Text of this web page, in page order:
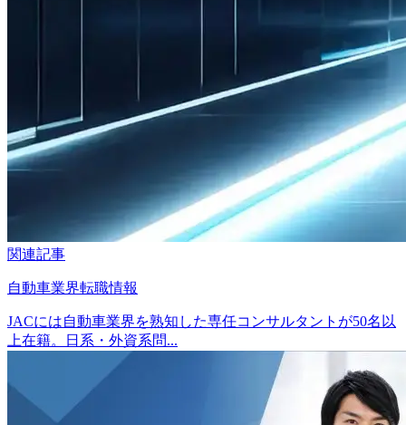
関連記事
自動車業界転職情報
JACには自動車業界を熟知した専任コンサルタントが50名以
上在籍。日系・外資系問...